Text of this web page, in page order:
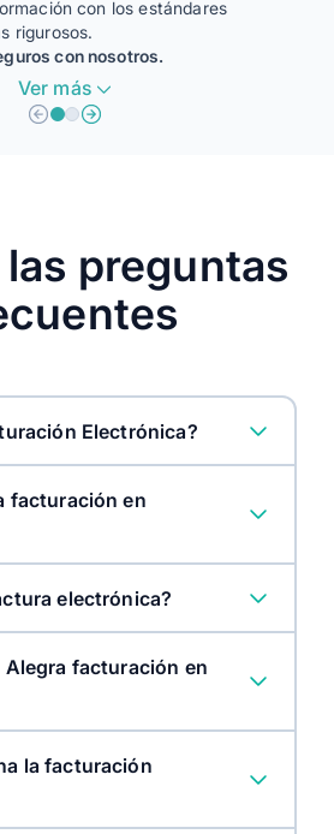
con los estándares
rigurosos.
con nosotros.
medidas de seguridad para evitar
cumplir con las regulaciones vigentes
de datos, evitando posibles
Ver más
preguntas
Electrónica?
facturación en
electrónica?
Alegra facturación en
la facturación